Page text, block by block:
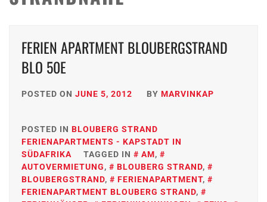
FERIEN APARTMENT BLOUBERGSTRAND
BLO 50E
POSTED ON JUNE 5, 2012 BY MARVINKAP
POSTED IN BLOUBERG STRAND
FERIENAPARTMENTS - KAPSTADT IN
SÜDAFRIKA
TAGGED IN AM,
AUTOVERMIETUNG, BLOUBERG STRAND,
BLOUBERGSTRAND, FERIENAPARTMENT,
FERIENAPARTMENT BLOUBERG STRAND,